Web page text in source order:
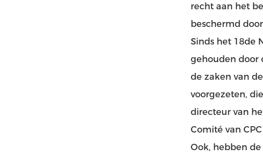
recht aan het
beschermd
Sinds het 18de
gehouden door
de zaken van
voorgezeten,
directeur van
Comité van CPC
Ook, hebben